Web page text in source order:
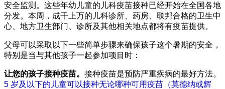
安全监测。这些年幼儿童的儿科疫苗接种已经开始在全国各地
分发。本周，成千上万的儿科诊所、药房、联邦合格的卫生中
心、地方卫生部门、诊所及其他相关地点都将有疫苗提供。
父母可以采取以下一些简单步骤来确保孩子这个暑期的安全，
特别是当与其他孩子一起参加项目时：
让您的孩子接种疫苗。 接种疫苗是预防严重疾病的最好方法。
5 岁及以下的儿童可以接种无论哪种可用疫苗（莫德纳或辉